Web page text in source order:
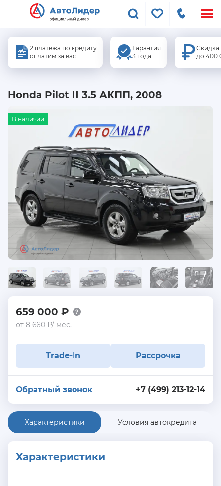
2 платежа по кредиту
оплатим за вас
Гарантия
3 года
Скидка
до 400
Honda Pilot II 3.5 АКПП, 2008
В наличии
659 000 ₽
от 8 660 ₽/ мес.
Trade-In Рассрочка
+7 (499) 213-12-14
Обратный звонок
Характеристики Условия автокредита
Характеристики